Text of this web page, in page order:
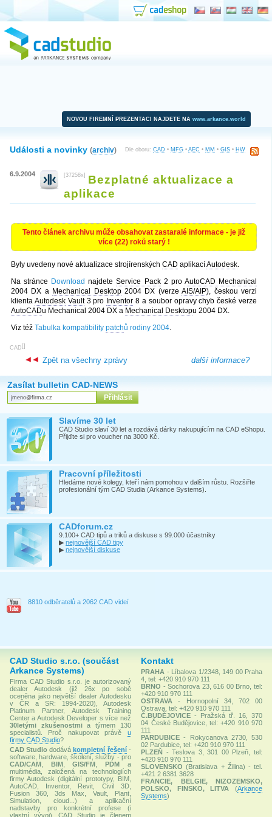
NOVOU FIREMNÍ PREZENTACI NAJDETE NA www.arkance.world
Dle oboru: CAD • MFG • AEC • MM • GIS • HW
Události a novinky (archiv)
6.9.2004 [37258x]
Bezplatné aktualizace a
aplikace
Tento článek archivu může obsahovat zastaralé informace - je již
více (22) roků starý !
Byly uvedeny nové aktualizace strojírenských CAD aplikacíAutodesk.
Na stránce Download najdeteService Pack2 pro AutoCAD Mechanical
2004 DX a Mechanical Desktop2004 DX (verzeAIS/AIP), českou verzi
klienta Autodesk Vault3 pro Inventor 8 a soubor opravy chyb české verze
AutoCADu Mechanical 2004 DX a Mechanical Desktopu 2004 DX.
Viz též Tabulka kompatibility patchů rodiny 2004.
[
CAD ]
další informace?
Zpět na všechny zprávy
Zasílat bulletin CAD-NEWS
Slavíme 30 let
CAD Studio slaví 30 let a rozdává dárky nakupujícím na CAD eShopu.
Přijďte si pro voucher na 3000 Kč.
Pracovní příležitosti
Hledáme nové kolegy, kteří nám pomohou v dalším růstu. Rozšiřte
profesionální tým CAD Studia (Arkance Systems).
CADforum.cz
9.100+ CAD tipů a triků a diskuse s 99.000 účastníky
▶ nejnovější CAD tipy
▶ nejnovější diskuse
8810 odběratelů a 2062 CAD videí
CAD Studio s.r.o. (součást
Arkance Systems)
Firma CAD Studio s.r.o. je autorizovaný
dealer Autodesk (již 26x po sobě
oceněna jako největší dealer Autodesku
v ČR a SR: 1994-2020), Autodesk
Platinum Partner, Autodesk Training
Center a Autodesk Developer s více než
30letými zkušenostmia týmem 130
specialistů. Proč nakupovat právě u
firmy CAD Studio?
CAD Studio dodávákompletní řešení-
software, hardware, školení, služby - pro
CAD/CAM
BIM,GIS/FM ,PDM a
multimédia, založená na technologiích
firmy Autodesk (digitální prototypy, BIM,
AutoCAD, Inventor, Revit, Civil 3D,
Fusion 360, 3ds Max, Vault, Plant,
Simulation, cloud...) a aplikační
nadstavby pro konkrétní profese (i
vlastní vývoj). CAD Studio je členem
Kontakt
PRAHA - Líbalova 1/2348, 149 00 Praha
4, tel: +420 910 970 111
BRNO - Sochorova 23, 616 00 Brno, tel:
+420 910 970 111
OSTRAVA
- Hornopolní 34, 702 00
Ostrava, tel: +420 910 970 111
Č.BUDĚJOVICE - Pražská tř. 16, 370
04 České Budějovice, tel: +420 910 970
111
PARDUBICE - Rokycanova 2730, 530
02 Pardubice, tel: +420 910 970 111
PLZEŇ - Teslova 3, 301 00 Plzeň, tel:
+420 910 970 111
SLOVENSKO (Bratislava + Žilina) - tel.
+421 2 6381 3628
FRANCIE, BELGIE, NIZOZEMSKO,
POLSKO, FINSKO, LITVA
(Arkance
Systems)